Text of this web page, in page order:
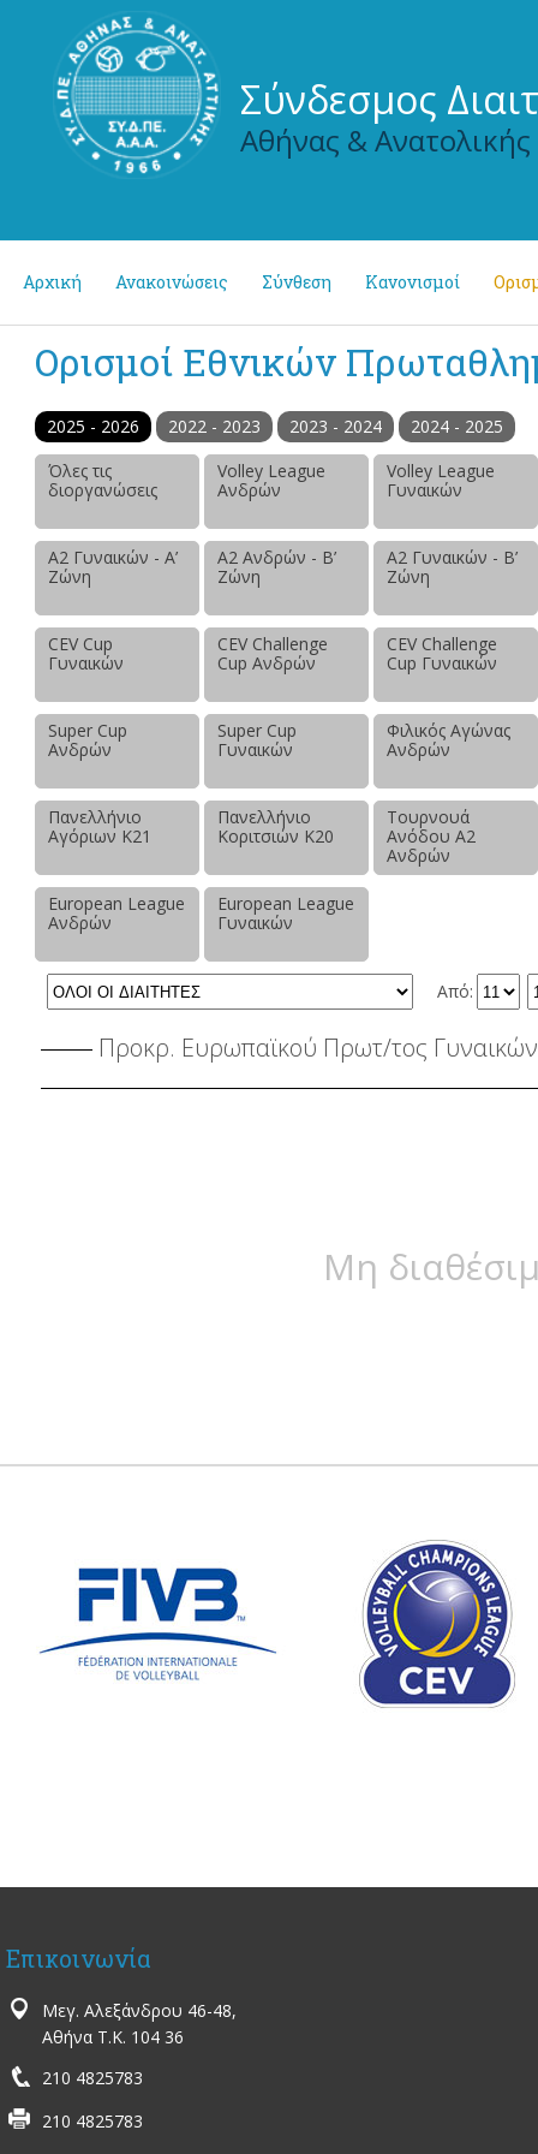
Σύνδεσμος
Αθήνας & Ανατολικής
Αρχική Ανακοινώσεις Σύνθεση Κανονισμοί
Ορισμοί Εθνικών
2025 - 2026 2022 - 2023 2023 - 2024
2024 - 2025
Όλες τις
διοργανώσεις
Volley League
Ανδρών
Volley League
Γυναικών
Α2 Γυναικών - Α’
Ζώνη
Α2 Ανδρών - Β’
Ζώνη
Α2 Γυναικών - Β’
Ζώνη
CEV Cup
Γυναικών
CEV Challenge
Cup Ανδρών
CEV Challenge
Cup Γυναικών
Super Cup
Ανδρών
Super Cup
Γυναικών
Φιλικός Αγώνας
Ανδρών
Πανελλήνιο
Αγόριων Κ21
Πανελλήνιο
Κοριτσιών Κ20
Τουρνουά
Ανόδου Α2
Ανδρών
European League
Ανδρών
European League
Γυναικών
Από:
Προκρ. Ευρωπαϊκού Πρωτ/τος Γυναικών
Μη
Επικοινωνία
Μεγ. Αλεξάνδρου 46-48,
Αθήνα Τ.Κ. 104 36
210 4825783
210 4825783